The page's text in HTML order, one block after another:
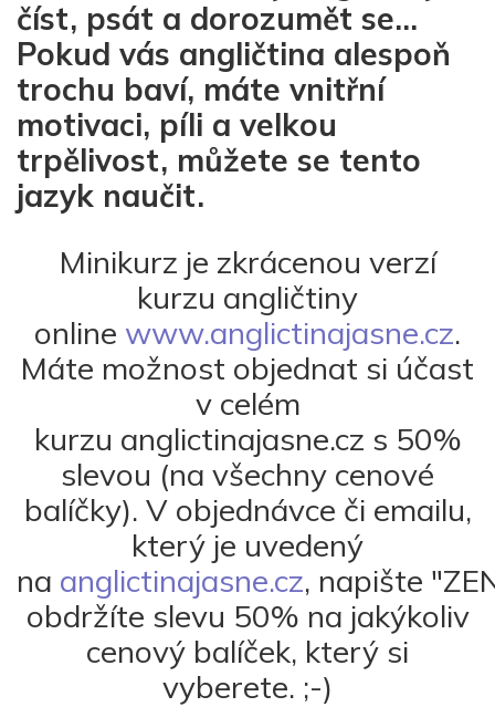
číst, psát a dorozumět se...
Pokud vás angličtina alespoň
trochu baví, máte vnitřní
motivaci, píli a velkou
trpělivost, můžete se tento
jazyk naučit.
Minikurz je zkrácenou verzí
kurzu angličtiny
online www.anglictinajasne.cz.
Máte možnost objednat si účast
v celém
kurzu anglictinajasne.cz s 50%
slevou (na všechny cenové
balíčky). V objednávce či emailu,
který je uvedený
na anglictinajasne.cz, napište
obdržíte slevu 50% na jakýkoliv
cenový balíček, který si
vyberete. ;-)